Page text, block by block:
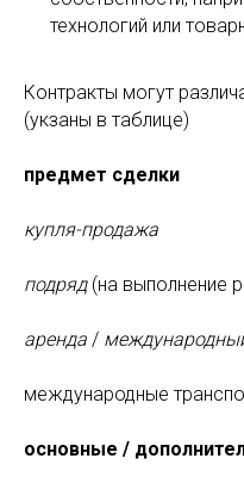
технологий или
Контракты могут
(укзаны в таблице)
предмет сделки
купля-продажа
подряд(на выполнение
аренда /
международные
основные /